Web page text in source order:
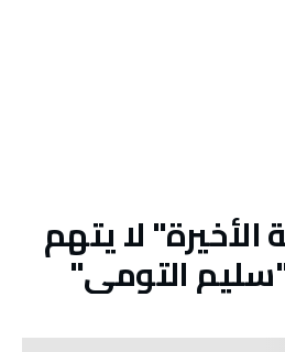
الأخيرة" لا يتهم
التومي"